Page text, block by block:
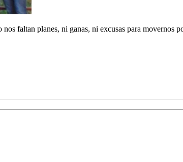
faltan planes, ni ganas, ni excusas para movernos